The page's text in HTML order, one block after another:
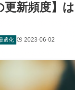
更新頻度】
適化 2023-06-02